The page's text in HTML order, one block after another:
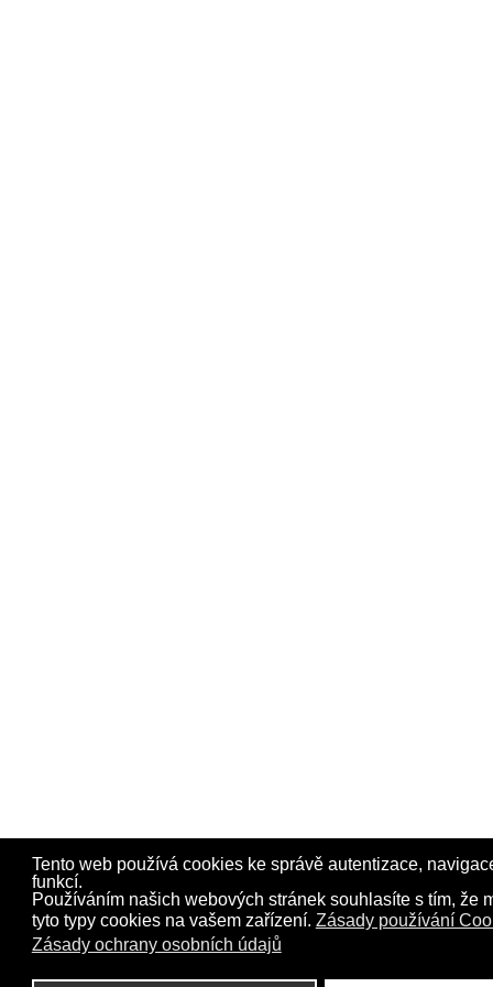
Tento web používá cookies ke správě autentizace,
funkcí.
Používáním našich webových stránek souhlasíte s tím, že
tyto typy cookies na vašem zařízení. Zásady používání
Zásady ochrany osobních údajů